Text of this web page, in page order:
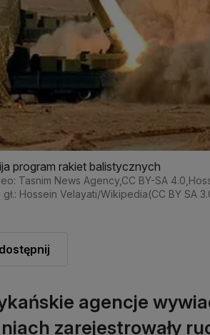
program rakiet balistycznych
Tasnim News Agency,CC BY-SA
gł.: Hossein Velayati/Wikipedia(CC BY SA
agencje
zarejestrowały